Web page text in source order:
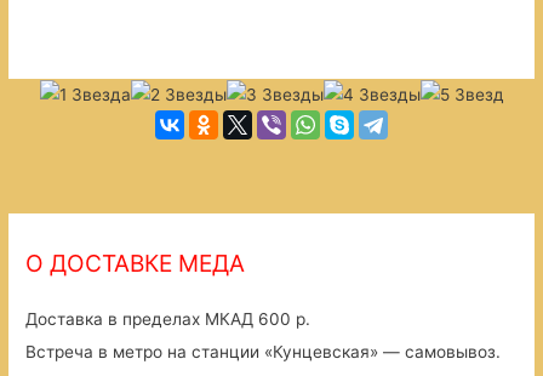
О ДОСТАВКЕ МЕДА
Доставка в пределах МКАД 600 р.
Встреча в метро на станции «Кунцевская» — самовывоз.